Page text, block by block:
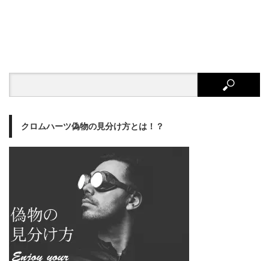
クロムハーツ偽物の見分け方とは！？